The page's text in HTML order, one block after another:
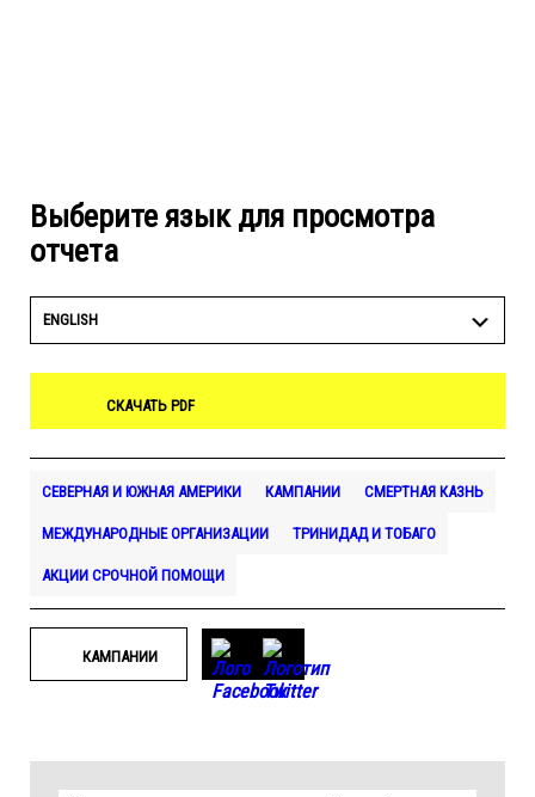
Выберите язык для просмотра
отчета
ENGLISH
СКАЧАТЬ PDF
СЕВЕРНАЯ И ЮЖНАЯ АМЕРИКИ КАМПАНИИ СМЕРТНАЯ КАЗНЬ
МЕЖДУНАРОДНЫЕ ОРГАНИЗАЦИИ ТРИНИДАД И ТОБАГО
АКЦИИ СРОЧНОЙ ПОМОЩИ
КАМПАНИИ